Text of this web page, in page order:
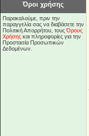
Όροι χρήσης
Παρακαλούμε, πριν την
παραγγελία σας να διαβάσετε την
Πολιτική Απορρήτου, τουςΌρους
Χρήσης και πληροφορίες για την
Προστασία Προσωπικών
Δεδομένων.